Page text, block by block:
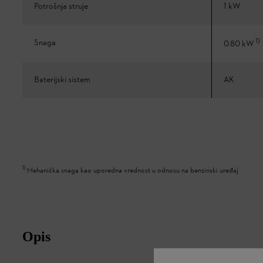
Potrošnja struje 1 kW
Snaga 0.80 kW1)
Baterijski sistem AK
1) Mehanička snaga kao uporedna vrednost u odnosu na benzinski uređaj
Opis